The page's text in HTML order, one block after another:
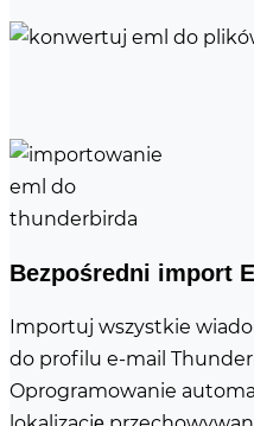
Bezpośredni import
Importuj wszystkie
do profilu e-mail
Oprogramowanie